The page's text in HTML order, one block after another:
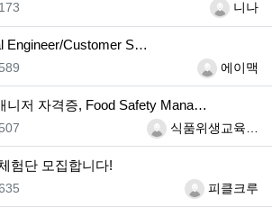
등록자니나
회
Engineer/Customer S…
등록자에이맥
회
니저 자격증, Food Safety Mana…
등록자식품위생교육…
회
험단 모집합니다!
등록자피클크루
회